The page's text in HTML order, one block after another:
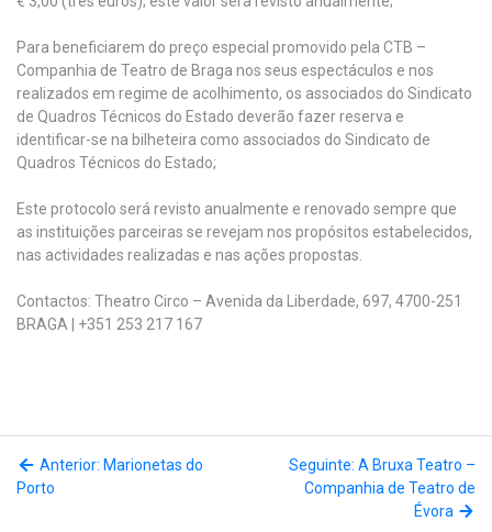
Para beneficiarem do preço especial promovido pela CTB –
Companhia de Teatro de Braga nos seus espectáculos e nos
realizados em regime de acolhimento, os associados do Sindicato
de Quadros Técnicos do Estado deverão fazer reserva e
identificar-se na bilheteira como associados do Sindicato de
Quadros Técnicos do Estado;
Este protocolo será revisto anualmente e renovado sempre que
as instituições parceiras se revejam nos propósitos estabelecidos,
nas actividades realizadas e nas ações propostas.
Contactos: Theatro Circo – Avenida da Liberdade, 697, 4700-251
BRAGA | +351 253 217 167
Anterior: Marionetas do
Porto
Seguinte: A Bruxa Teatro –
Companhia de Teatro de
Évora